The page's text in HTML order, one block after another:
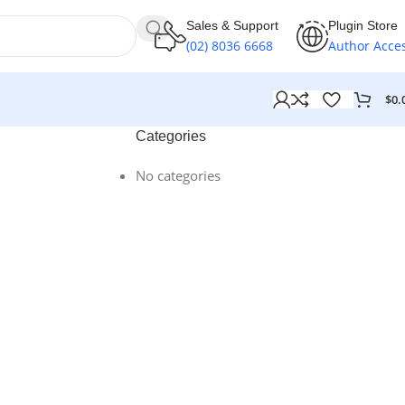
Sales & Support
(02) 8036 6668
Plugin Store
Author
$
Categories
No categories